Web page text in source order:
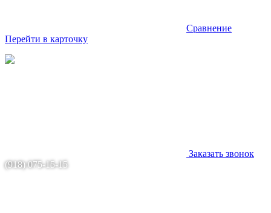
Сравнение
Перейти в карточку
Заказать звонок
(918) 075-15-15